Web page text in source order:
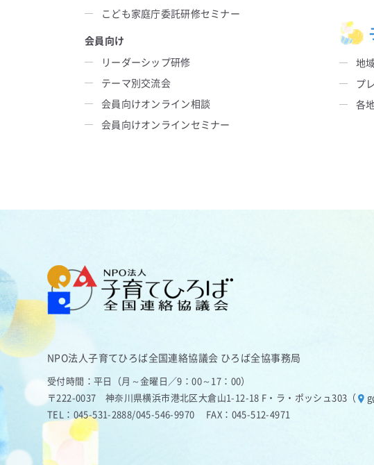
こども家庭庁委託研修セミナー
会員向け
リーダーシップ研修
テーマ別交流会
会員向けオンライン相談
会員向けオンラインセミナー
地
プ
各
NPO法人子育てひろば全国連絡協議会 ひろば全協事務局
受付時間：平日（月～金曜日／9：00～17：00）
〒222-0037 神奈川県横浜市港北区大倉山1-12-18 F・ラ・ポッシュ303（
TEL： 045-531-2888/045-546-9970 FAX：045-512-4971